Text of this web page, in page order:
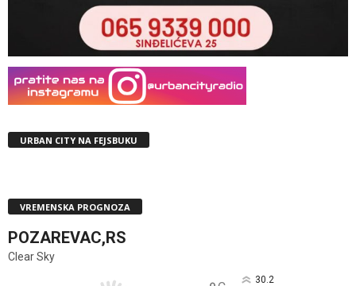
URBAN CITY NA FEJSBUKU
VREMENSKA PROGNOZA
POZAREVAC,RS
Clear Sky
30.2